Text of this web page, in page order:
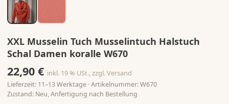
XXL Musselin Tuch Musselintuch Halstuch
Schal Damen koralle W670
22,90 € inkl. 19 % USt., zzgl. Versand
Lieferzeit: 11–13 Werktage · Artikelnummer: W670
Zustand: Neu, Anfertigung nach Bestellung